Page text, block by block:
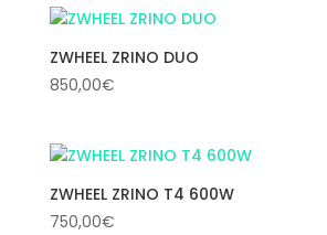
ZWHEEL ZRINO DUO
850,00€
ZWHEEL ZRINO T4 600W
750,00€